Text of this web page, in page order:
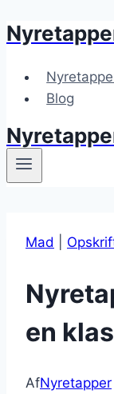
Fortsæt
indhold
Blog
Mad
en
AfNyretapper